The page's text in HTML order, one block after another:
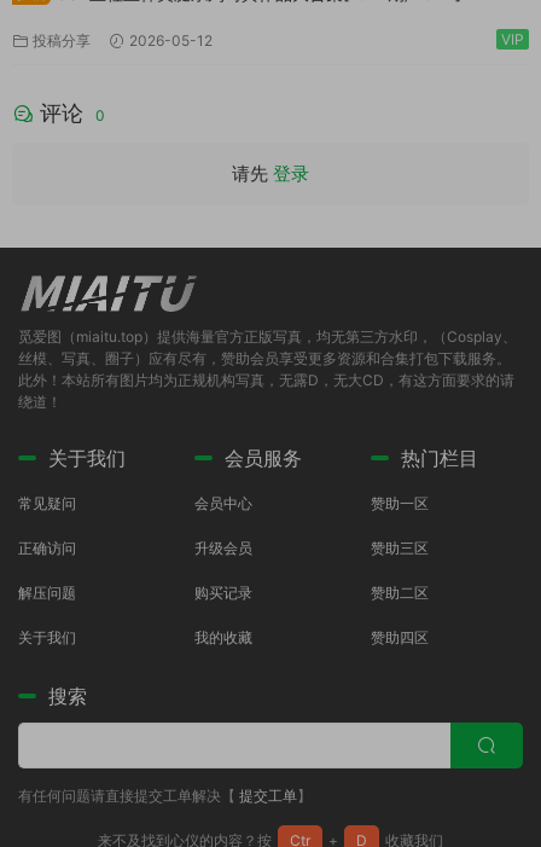
投稿分享 2026-05-12 VIP
评论 0
请先 登录
觅爱图（miaitu.top）提供海量官方正版写真，均无第三方水印，（Cosplay、
丝模、写真、圈子）应有尽有，赞助会员享受更多资源和合集打包下载服务。
此外！本站所有图片均为正规机构写真，无露D，无大CD，有这方面要求的请
绕道！
关于我们
常见疑问
正确访问
解压问题
关于我们
会员服务
会员中心
升级会员
购买记录
我的收藏
热门栏目
赞助一区
赞助三区
赞助二区
赞助四区
搜索
有任何问题请直接提交工单解决【 提交工单】
来不及找到心仪的内容？按 Ctr + D 收藏我们